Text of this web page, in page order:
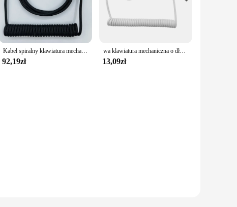
Kabel spiralny klawiatura mechaniczna Aviator kabel typu C do złącza USB klawiatura przewód lotniczy do akcesoriów do klawiatury do gier
92,19zł
wa klawiatura mechaniczna o długości 1,5 m. Сwinięty przewód lotniczy typu C na kabel USB. Akcesoria do klawiatury
13,09zł